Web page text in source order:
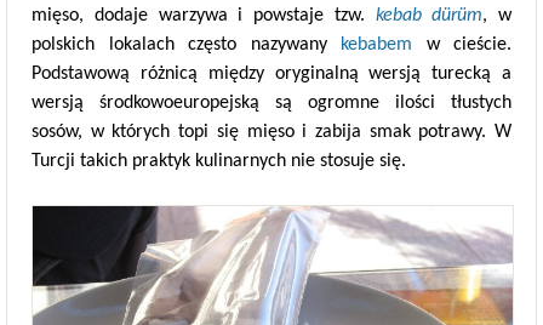
mięso, dodaje warzywa i powstaje tzw. kebab dürüm, w
polskich lokalach często nazywany
kebabem w cieście.
Podstawową różnicą między oryginalną wersją turecką a
wersją środkowoeuropejską są ogromne ilości tłustych
sosów, w których topi się mięso i zabija smak potrawy. W
Turcji takich praktyk kulinarnych nie stosuje się.